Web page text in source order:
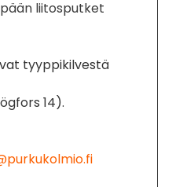
liitosputket
tyyppikilvestä
14).